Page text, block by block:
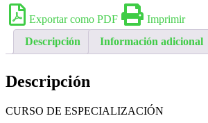
MANTENIMIENTO DE
INSTALACIONES DE
ENERGÍAS RENOVABLES
Exportar como PDF
Imprimir
Descripción
Información adicional
Descripción
CURSO DE ESPECIALIZACIÓN